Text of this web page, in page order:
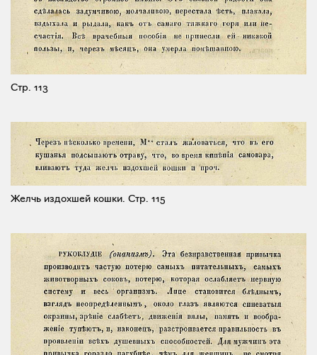
Стр. 113
Желчь издохшей кошки. Стр. 115